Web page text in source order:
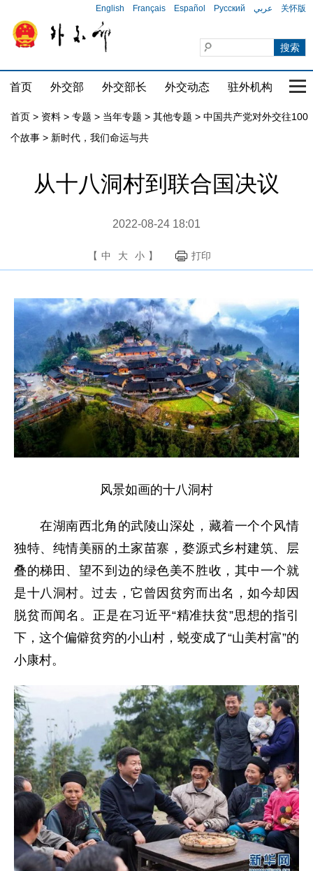
English Français Español Русский عربي 关怀版
首页 外交部 外交部长 外交动态 驻外机构 国
首页 > 资料 > 专题 > 当年专题 > 其他专题 > 中国共产党对外交往100
个故事 > 新时代，我们命运与共
从十八洞村到联合国决议
2022-08-24 18:01
【 中 大 小 】 打印
风景如画的十八洞村
在湖南西北角的武陵山深处，藏着一个个风情
独特、纯情美丽的土家苗寨，婺源式乡村建筑、层
叠的梯田、望不到边的绿色美不胜收，其中一个就
是十八洞村。过去，它曾因贫穷而出名，如今却因
脱贫而闻名。正是在习近平“精准扶贫”思想的指引
下，这个偏僻贫穷的小山村，蜕变成了“山美村富”的
小康村。